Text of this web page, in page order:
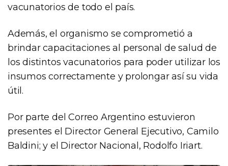
vacunatorios de todo el país.
Además, el organismo se comprometió a
brindar capacitaciones al personal de salud de
los distintos vacunatorios para poder utilizar los
insumos correctamente y prolongar así su vida
útil.
Por parte del Correo Argentino estuvieron
presentes el Director General Ejecutivo, Camilo
Baldini; y el Director Nacional, Rodolfo Iriart.